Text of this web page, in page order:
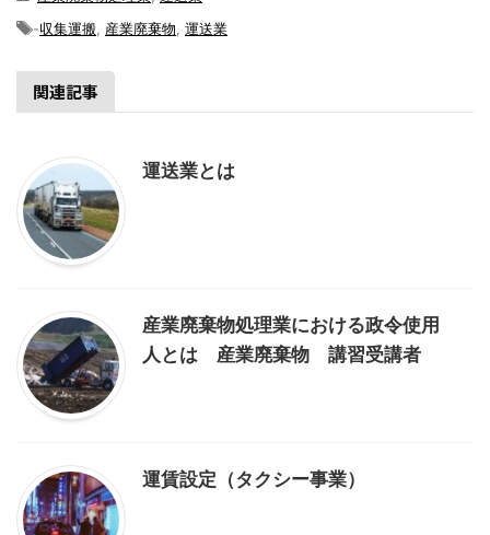
-収集運搬 産業廃棄物 運送業
関連記事
運送業とは
産業廃棄物処理業における政令使用
人とは 産業廃棄物 講習受講者
運賃設定（タクシー事業）